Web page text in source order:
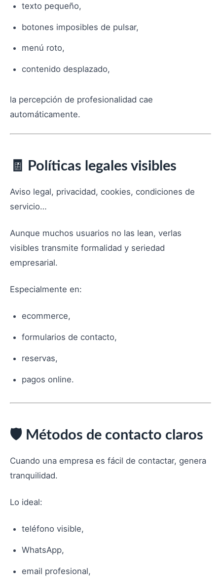
texto pequeño,
botones imposibles de pulsar,
menú roto,
contenido desplazado,
la percepción de profesionalidad cae
automáticamente.
🧾 Políticas legales visibles
Aviso legal, privacidad, cookies, condiciones de
servicio…
Aunque muchos usuarios no las lean, verlas
visibles transmite formalidad y seriedad
empresarial.
Especialmente en:
ecommerce,
formularios de contacto,
reservas,
pagos online.
🛡️ Métodos de contacto claros
Cuando una empresa es fácil de contactar, genera
tranquilidad.
Lo ideal:
teléfono visible,
WhatsApp,
email profesional,